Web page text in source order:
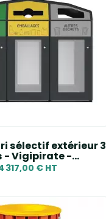
sélectif extérieur 3
- Vigipirate -...
317,00 € HT